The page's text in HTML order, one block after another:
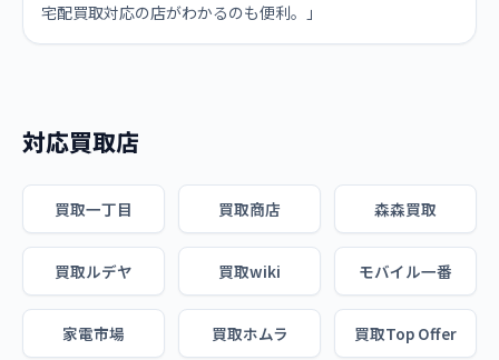
宅配買取対応の店がわかるのも便利。」
対応買取店
買取一丁目 買取商店 森森買取
買取ルデヤ 買取wiki モバイル一番
家電市場 買取ホムラ 買取Top Offer